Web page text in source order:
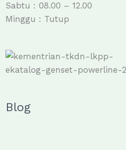
Sabtu : 08.00 – 12.00
Minggu : Tutup
Blog